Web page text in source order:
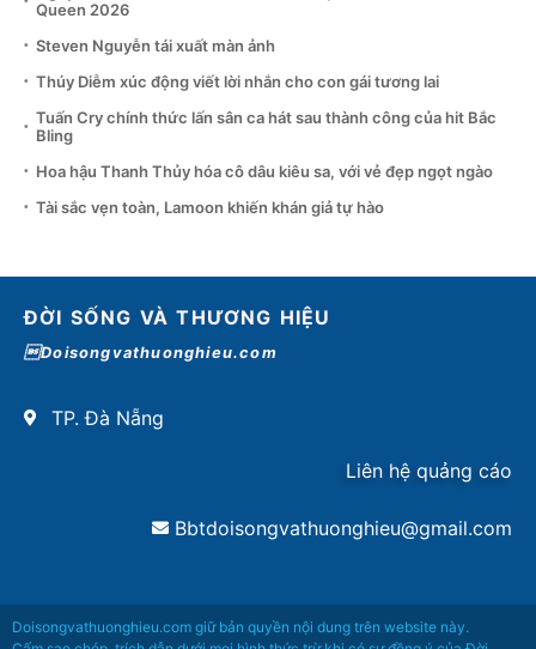
Queen 2026
Steven Nguyễn tái xuất màn ảnh
Thúy Diễm xúc động viết lời nhắn cho con gái tương lai
Tuấn Cry chính thức lấn sân ca hát sau thành công của hit Bắc
Bling
Hoa hậu Thanh Thủy hóa cô dâu kiêu sa, với vẻ đẹp ngọt ngào
Tài sắc vẹn toàn, Lamoon khiến khán giả tự hào
ĐỜI SỐNG VÀ THƯƠNG HIỆU
Doisongvathuonghieu.com
TP. Đà Nẵng
Liên hệ quảng cáo
Bbtdoisongvathuonghieu@gmail.com
Doisongvathuonghieu.com giữ bản quyền nội dung trên website này.